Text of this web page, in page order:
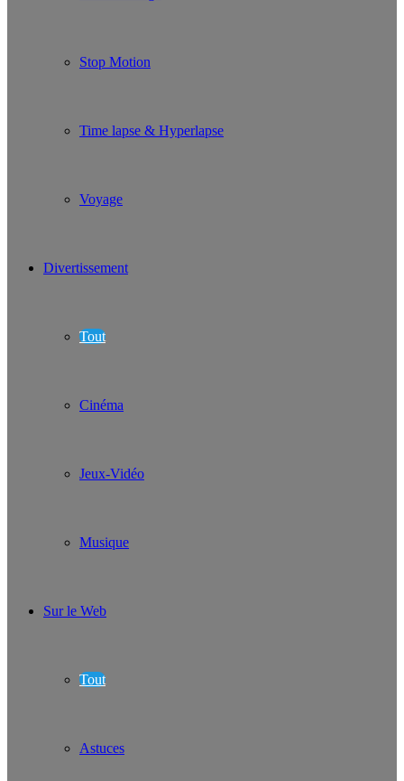
Stop Motion
Time lapse & Hyperlapse
Voyage
Divertissement
Tout
Cinéma
Jeux-Vidéo
Musique
Sur le Web
Tout
Astuces